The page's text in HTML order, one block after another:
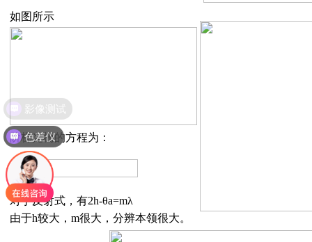
如图所示
阶梯光栅的方程为：
对于反射式，有2h-θa=mλ
由于h较大，m很大，分辨本领很大。
色差仪
影像测试